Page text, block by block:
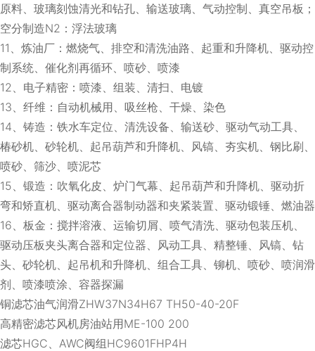
原料、玻璃刻蚀清光和钻孔、输送玻璃、气动控制、真空吊板；
空分制造N2：浮法玻璃
11、炼油厂：燃烧气、排空和清洗油路、起重和升降机、驱动控
制系统、催化剂再循环、喷砂、喷漆
12、电子精密：喷漆、组装、清扫、电镀
13、纤维：自动机械用、吸丝枪、干燥、染色
14、铸造：铁水车定位、清洗设备、输送砂、驱动气动工具、
椿砂机、砂轮机、起吊葫芦和升降机、风镐、夯实机、钢比刷、
喷砂、筛沙、喷泥芯
15、锻造：吹氧化皮、炉门气幕、起吊葫芦和升降机、驱动折
弯和矫直机、驱动离合器制动器和夹紧装置、驱动锻锤、燃油器
16、板金：搅拌溶液、运输切屑、喷气清洗、驱动包装压机、
驱动压板夹头离合器和定位器、风动工具、精整锤、风镐、钻
头、砂轮机、起吊机和升降机、组合工具、铆机、喷砂、喷润滑
剂、喷漆喷涂、容器探漏
铜滤芯油气润滑ZHW37N34H67 TH50-40-20F
高精密滤芯风机房油站用ME-100 200
滤芯HGC、AWC阀组HC9601FHP4H